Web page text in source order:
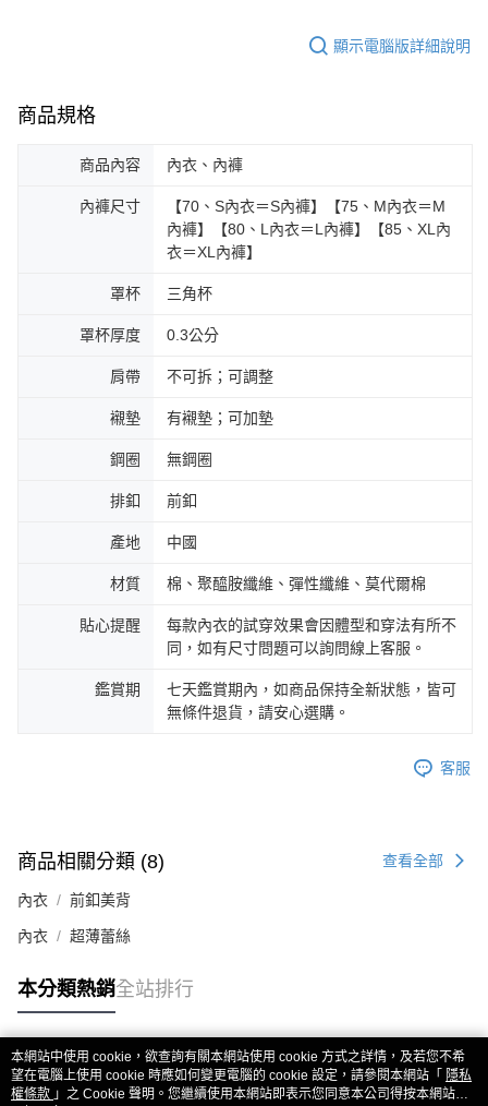
顯示電腦版詳細說明
商品規格
商品內容 內衣、內褲
內褲尺寸
【70、S內衣＝S內褲】【75、M內衣＝M
內褲】【80、L內衣＝L內褲】【85、XL內
衣＝XL內褲】
罩杯 三角杯
罩杯厚度 0.3公分
肩帶 不可拆；可調整
襯墊 有襯墊；可加墊
鋼圈 無鋼圈
排釦 前釦
產地 中國
材質 棉、聚醯胺纖維、彈性纖維、莫代爾棉
貼心提醒
每款內衣的試穿效果會因體型和穿法有所不
同，如有尺寸問題可以詢問線上客服。
鑑賞期
七天鑑賞期內，如商品保持全新狀態，皆可
無條件退貨，請安心選購。
客服
商品相關分類 (8) 查看全部
內衣 前釦美背
內衣 超薄蕾絲
本分類熱銷全站排行
熱門標籤
本網站中使用 cookie，欲查詢有關本網站使用 cookie 方式之詳情，及若您不希
望在電腦上使用 cookie 時應如何變更電腦的 cookie 設定，請參閱本網站「 隱私
權條款 」之 Cookie 聲明。您繼續使用本網站即表示您同意本公司得按本網站使